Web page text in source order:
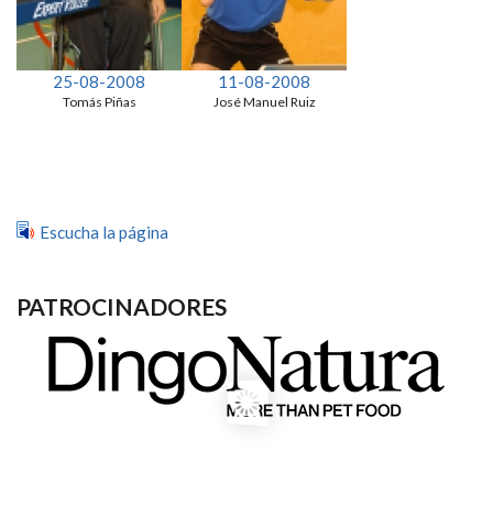
25-08-2008
Tomás Piñas
11-08-2008
José Manuel Ruiz
Escucha la página
PATROCINADORES